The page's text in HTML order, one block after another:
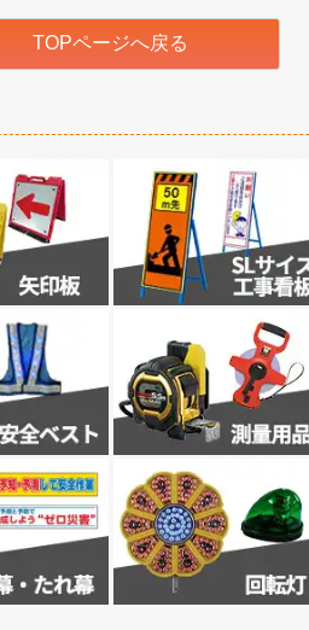
TOPページへ戻る